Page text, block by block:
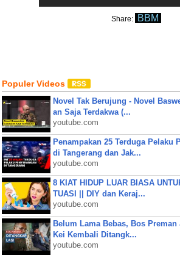
Share: BBM
Populer Videos
Novel Tak Berujung - Novel
an Saja Terdakwa (...
youtube.com
Penampakan 25 Terduga Pelaku
di Tangerang dan Jak...
youtube.com
8 KIAT HIDUP LUAR BIASA
TUASI || DIY dan Keraj...
youtube.com
Belum Lama Bebas, Bos Preman
Kei Kembali Ditangk...
youtube.com